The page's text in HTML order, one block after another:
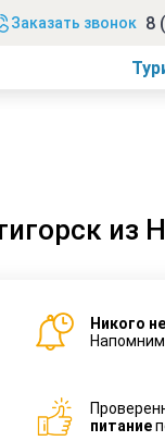
Заказать звонок 8
из
Никого
Напомним
питание